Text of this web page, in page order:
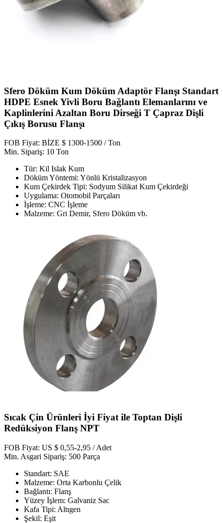
Sfero Döküm Kum Döküm Adaptör Flanşı Standart
HDPE Esnek Yivli Boru Bağlantı Elemanlarını ve
Kaplinlerini Azaltan Boru Dirseği T Çapraz Dişli
Çıkış Borusu Flanşı
FOB Fiyat: BİZE $ 1300-1500 / Ton
Min. Sipariş: 10 Ton
Tür: Kil Islak Kum
Döküm Yöntemi: Yönlü Kristalizasyon
Kum Çekirdek Tipi: Sodyum Silikat Kum Çekirdeği
Uygulama: Otomobil Parçaları
İşleme: CNC İşleme
Malzeme: Gri Demir, Sfero Döküm vb.
Sıcak Çin Ürünleri İyi Fiyat ile Toptan Dişli
Redüksiyon Flanş NPT
FOB Fiyat: US $ 0,55-2,95 / Adet
Min. Asgari Sipariş: 500 Parça
Standart: SAE
Malzeme: Orta Karbonlu Çelik
Bağlantı: Flanş
Yüzey İşlem: Galvaniz Sac
Kafa Tipi: Altıgen
Şekil: Eşit